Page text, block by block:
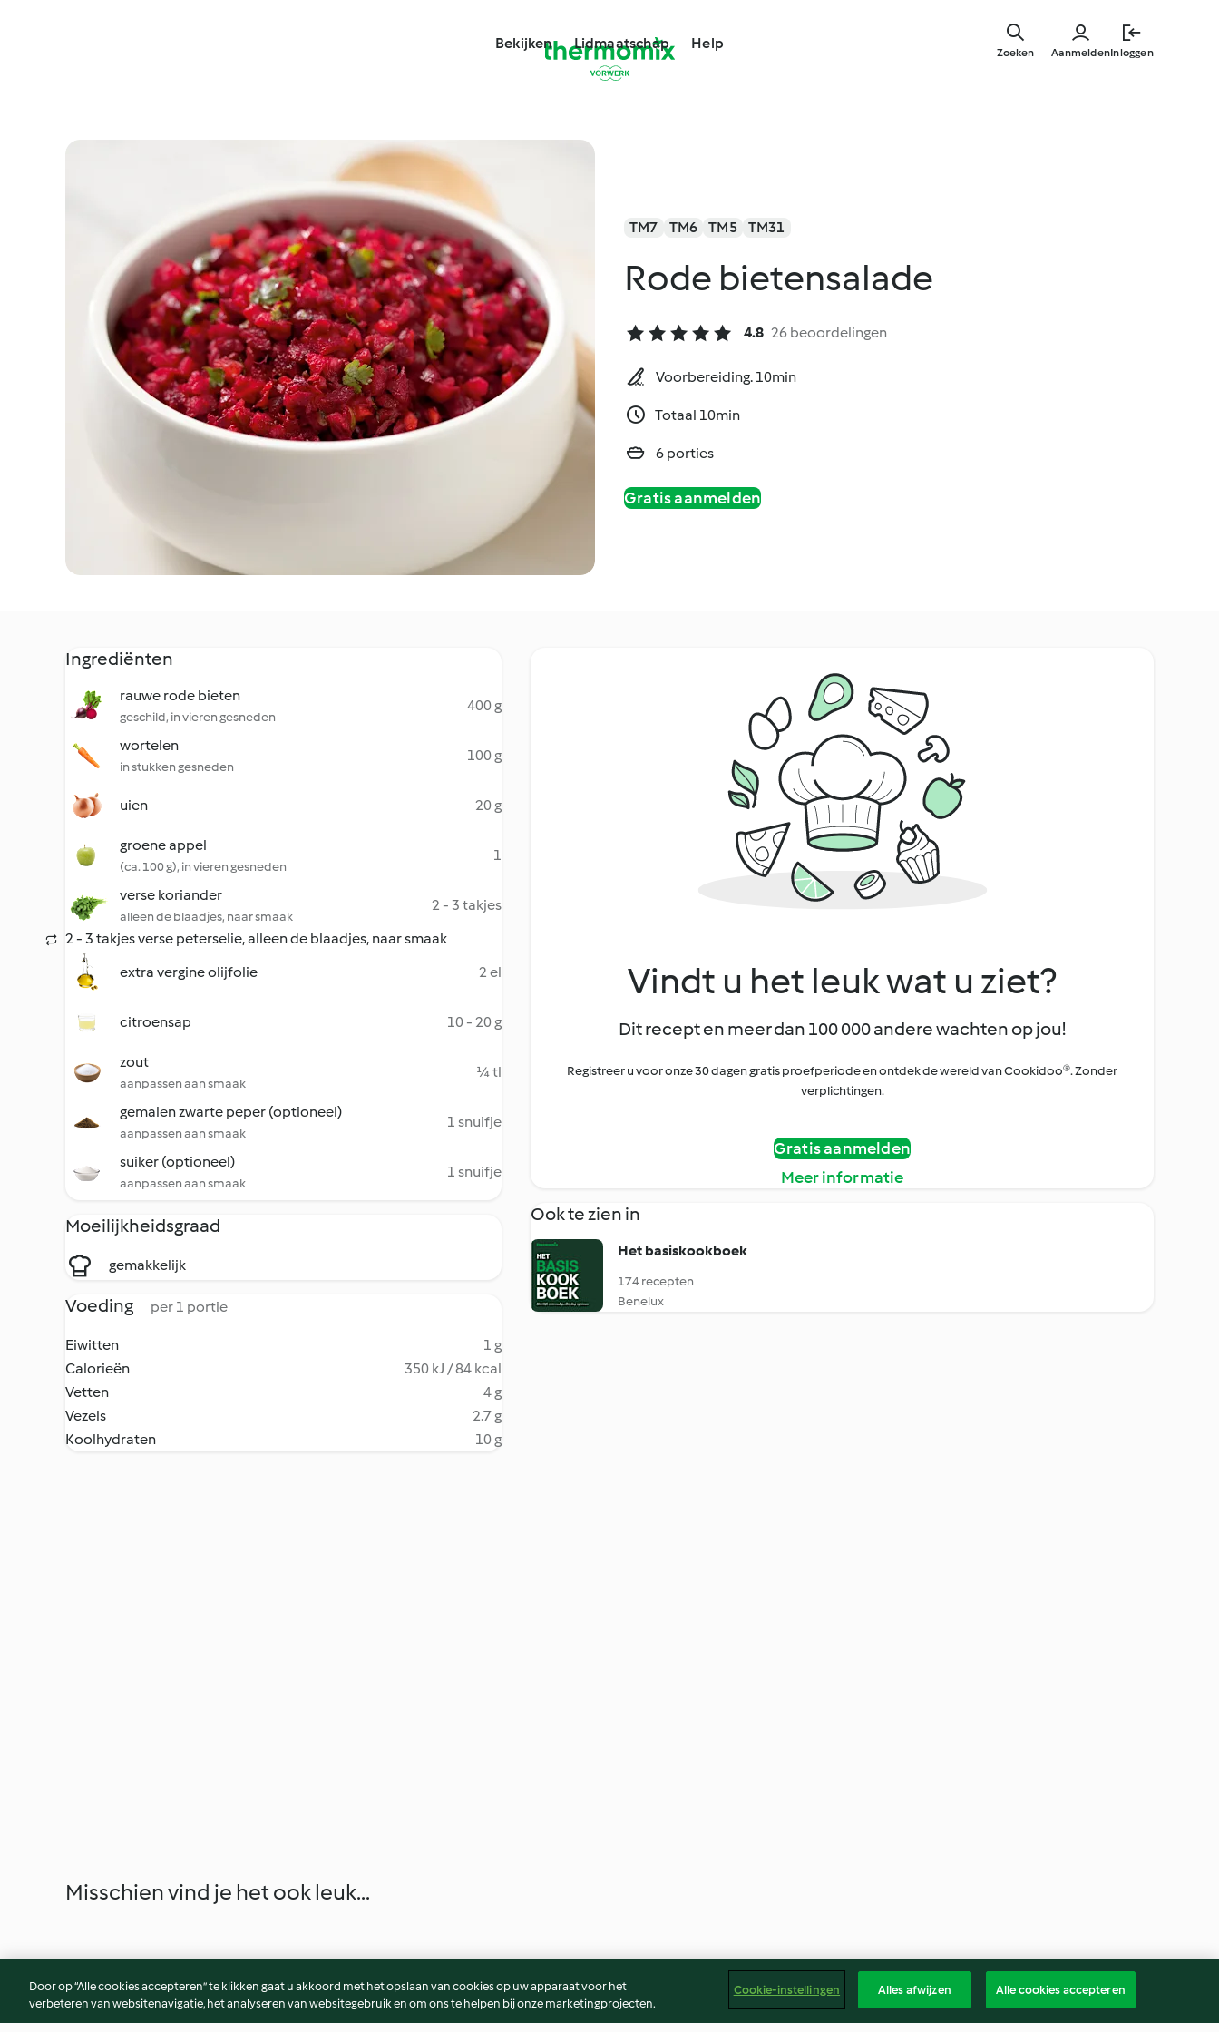
Bekijken Lidmaatschap Help
AanmeldenInloggen
Zoeken
TM7 TM6 TM5 TM31
Rode bietensalade
4.8 26 beoordelingen
Voorbereiding. 10min
Totaal 10min
6 porties
Gratis aanmelden
Ingrediënten
rauwe rode bieten
geschild, in vieren gesneden
400 g
wortelen
in stukken gesneden
100 g
uien 20 g
groene appel
(ca. 100 g), in vieren gesneden
1
verse koriander
alleen de blaadjes, naar smaak
2 - 3 takjes
2 - 3 takjes verse peterselie, alleen de blaadjes, naar smaak
extra vergine olijfolie
2 el
citroensap 10 - 20 g
zout
aanpassen aan smaak
¼ tl
gemalen zwarte peper (optioneel)
aanpassen aan smaak
1 snuifje
suiker (optioneel)
aanpassen aan smaak
1 snuifje
Moeilijkheidsgraad
gemakkelijk
Voeding per 1 portie
Eiwitten
1 g
Calorieën
350 kJ / 84 kcal
Vetten
4 g
Vezels
2.7 g
Koolhydraten
10 g
Vindt u het leuk wat u ziet?
Dit recept en meer dan 100 000 andere wachten op jou!
Registreer u voor onze 30 dagen gratis proefperiode en ontdek de wereld van Cookidoo®. Zonder
verplichtingen.
Gratis aanmelden
Meer informatie
Ook te zien in
Het basiskookboek
174 recepten
Benelux
Misschien vind je het ook leuk...
Door op “Alle cookies accepteren” te klikken gaat u akkoord met het opslaan van cookies op uw apparaat voor het
verbeteren van websitenavigatie, het analyseren van websitegebruik en om ons te helpen bij onze marketingprojecten.
Cookie-instellingen Alles afwijzen Alle cookies accepteren